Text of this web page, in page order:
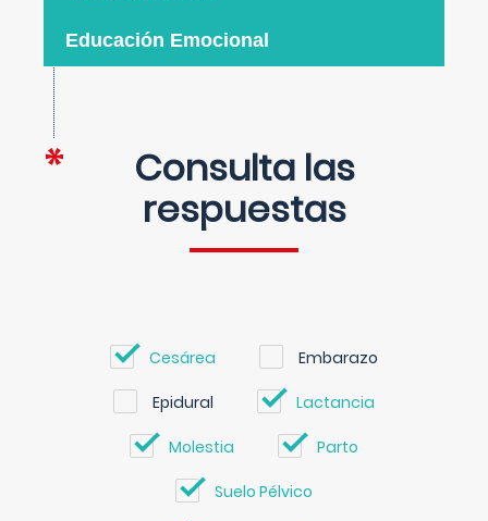
Educación Emocional
Consulta las
respuestas
Cesárea Embarazo
Epidural Lactancia
Molestia Parto
Suelo Pélvico